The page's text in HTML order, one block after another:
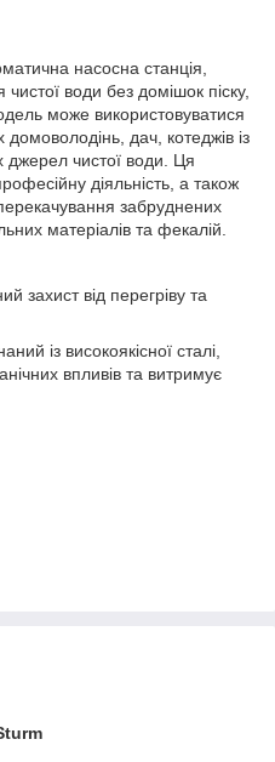
насосна станція,
води без домішок піску,
може використовуватися
дач, котеджів із
джерел чистої води. Ця
діяльність, а також
забруднених
матеріалів та фекалій.
захист від перегріву та
із високоякісної сталі,
впливів та витримує